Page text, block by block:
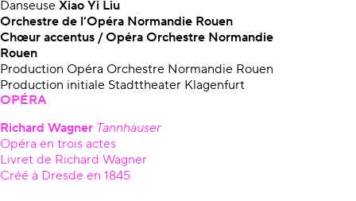
Danseuse Xiao Yi Liu
Orchestre de l’Opéra Normandie Rouen
Chœur accentus / Opéra Orchestre Normandie
Rouen
Production Opéra Orchestre Normandie Rouen
Production initiale Stadttheater Klagenfurt
OPÉRA
Richard Wagner Tannhäuser
Opéra en trois actes
Livret de Richard Wagner
Créé à Dresde en 1845